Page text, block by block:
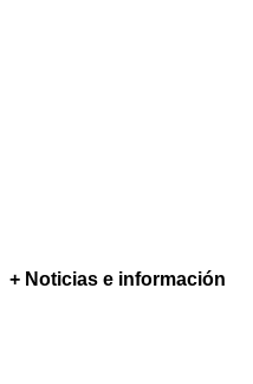
+ Noticias e información